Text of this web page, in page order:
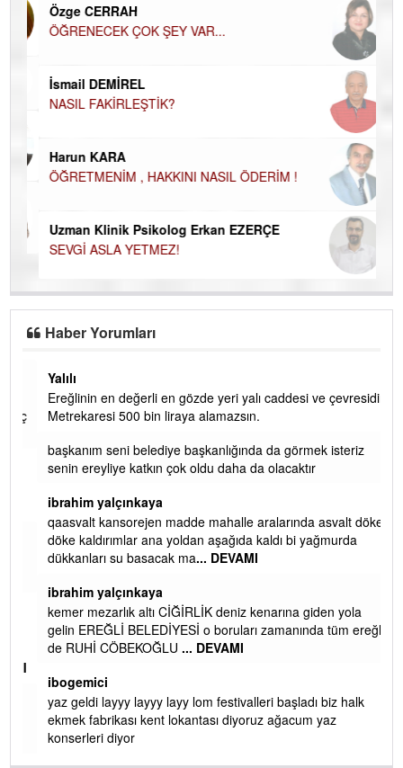
Özge CERRAH
ÖĞRENECEK ÇOK ŞEY VAR...
İsmail DEMİREL
NASIL FAKİRLEŞTİK?
Harun KARA
ÖĞRETMENİM , HAKKINI NASIL ÖDERİM !
Uzman Klinik Psikolog Erkan EZERÇE
SEVGİ ASLA YETMEZ!
Haber Yorumları
Yalılı
Ereğlinin en değerli en gözde yeri yalı caddesi ve çevresidir.
Metrekaresi 500 bin liraya alamazsın.
başkanım seni belediye başkanlığında da görmek isteriz
senin ereyliye katkın çok oldu daha da olacaktır
ibrahim yalçınkaya
qaasvalt kansorejen madde mahalle aralarında asvalt döke
döke kaldırımlar ana yoldan aşağıda kaldı bi yağmurda
dükkanları su basacak ma... DEVAMI
ibrahim yalçınkaya
kemer mezarlık altı CİĞİRLİK deniz kenarına giden yola
gelin EREĞLİ BELEDİYESİ o boruları zamanında tüm ereğli
de RUHİ CÖBEKOĞLU... DEVAMI
ibogemici
yaz geldi layyy layyy layy lom festivalleri başladı biz halk
ekmek fabrikası kent lokantası diyoruz ağacum yaz
konserleri diyor